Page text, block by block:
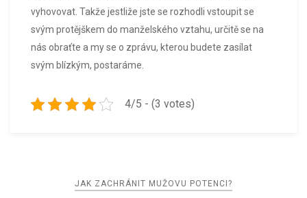
vyhovovat. Takže jestliže jste se rozhodli vstoupit se
svým protějškem do manželského vztahu, určitě se na
nás obraťte a my se o zprávu, kterou budete zasílat
svým blízkým, postaráme.
4/5 - (3 votes)
NavigaceJAK ZACHRÁNIT MUŽOVU POTENCI?